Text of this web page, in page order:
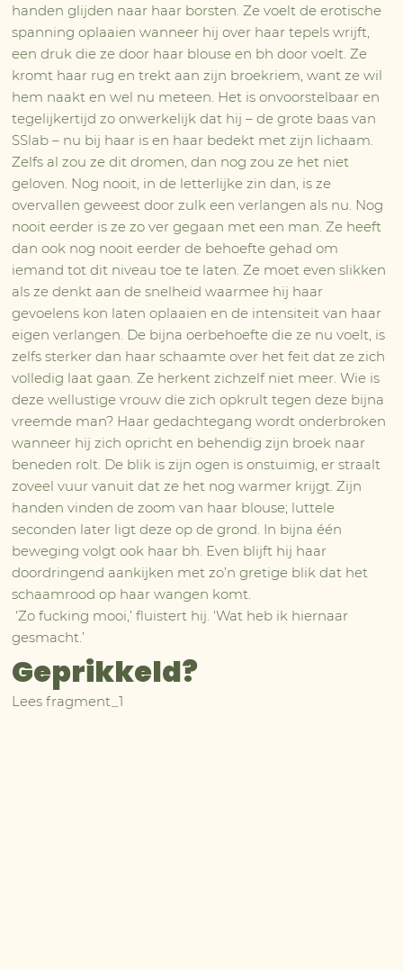
handen glijden naar haar borsten. Ze voelt de erotische
spanning oplaaien wanneer hij over haar tepels wrijft,
een druk die ze door haar blouse en bh door voelt. Ze
kromt haar rug en trekt aan zijn broekriem, want ze wil
hem naakt en wel nu meteen. Het is onvoorstelbaar en
tegelijkertijd zo onwerkelijk dat hij – de grote baas van
SSlab – nu bij haar is en haar bedekt met zijn lichaam.
Zelfs al zou ze dit dromen, dan nog zou ze het niet
geloven. Nog nooit, in de letterlijke zin dan, is ze
overvallen geweest door zulk een verlangen als nu. Nog
nooit eerder is ze zo ver gegaan met een man. Ze heeft
dan ook nog nooit eerder de behoefte gehad om
iemand tot dit niveau toe te laten. Ze moet even slikken
als ze denkt aan de snelheid waarmee hij haar
gevoelens kon laten oplaaien en de intensiteit van haar
eigen verlangen. De bijna oerbehoefte die ze nu voelt, is
zelfs sterker dan haar schaamte over het feit dat ze zich
volledig laat gaan. Ze herkent zichzelf niet meer. Wie is
deze wellustige vrouw die zich opkrult tegen deze bijna
vreemde man? Haar gedachtegang wordt onderbroken
wanneer hij zich opricht en behendig zijn broek naar
beneden rolt. De blik is zijn ogen is onstuimig, er straalt
zoveel vuur vanuit dat ze het nog warmer krijgt. Zijn
handen vinden de zoom van haar blouse; luttele
seconden later ligt deze op de grond. In bijna één
beweging volgt ook haar bh. Even blijft hij haar
doordringend aankijken met zo’n gretige blik dat het
schaamrood op haar wangen komt.
‘Zo fucking mooi,’ fluistert hij. ‘Wat heb ik hiernaar
gesmacht.’
Geprikkeld?
Lees fragment_1